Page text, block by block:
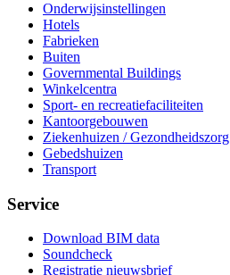
Onderwijsinstellingen
Hotels
Fabrieken
Buiten
Governmental Buildings
Winkelcentra
Sport- en recreatiefaciliteiten
Kantoorgebouwen
Ziekenhuizen / Gezondheidszorg
Gebedshuizen
Transport
Service
Download BIM data
Soundcheck
Registratie nieuwsbrief